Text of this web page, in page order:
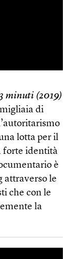
minuti (2019)
di
lotta per il
forte identità
è
attraverso le
che con le
la